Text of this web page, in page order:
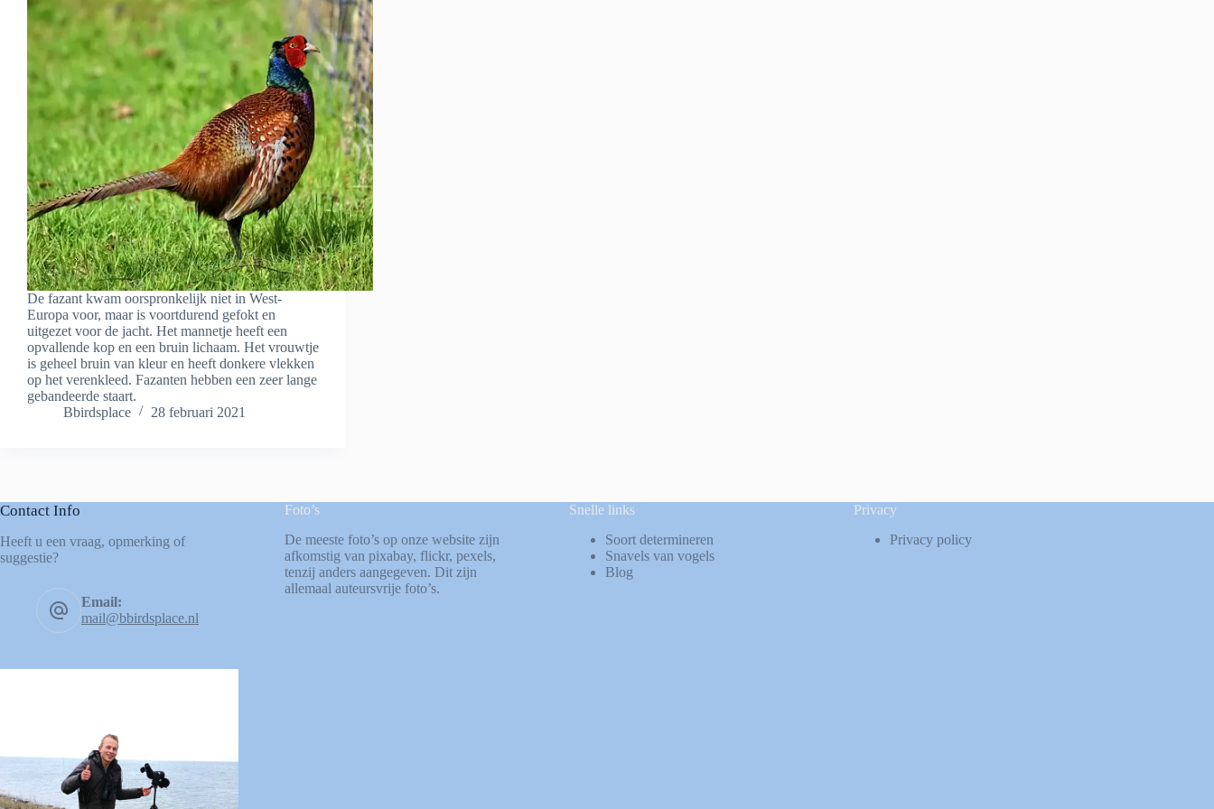
De fazant kwam oorspronkelijk niet in West-
Europa voor, maar is voortdurend gefokt en
uitgezet voor de jacht. Het mannetje heeft een
opvallende kop en een bruin lichaam. Het vrouwtje
is geheel bruin van kleur en heeft donkere vlekken
op het verenkleed. Fazanten hebben een zeer lange
gebandeerde staart.
Bbirdsplace
28 februari 2021
Contact Info
Heeft u een vraag, opmerking of
suggestie?
Email:
mail@bbirdsplace.nl
Foto’s
De meeste foto’s op onze website zijn
afkomstig van pixabay, flickr, pexels,
tenzij anders aangegeven. Dit zijn
allemaal auteursvrije foto’s.
Snelle links
Soort determineren
Snavels van vogels
Blog
Privacy
Privacy policy